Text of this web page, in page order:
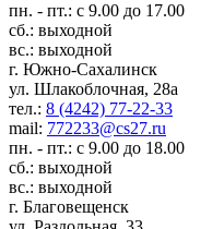
пн. - пт.: с 9.00 до 17.00
сб.: выходной
вс.: выходной
г. Южно-Сахалинск
ул. Шлакоблочная, 28а
тел.: 8 (4242) 77-22-33
mail: 772233@cs27.ru
пн. - пт.: с 9.00 до 18.00
сб.: выходной
вс.: выходной
г. Благовещенск